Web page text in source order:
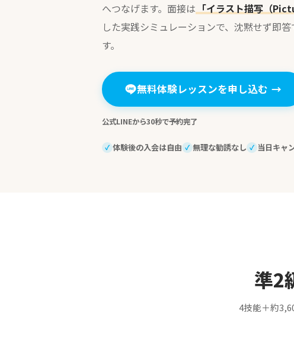
へつなげます。面接は 「イラスト描写（
した実践シミュレーションで、沈黙せず即
す。
無料体験レッスンを申し込む →
公式LINEから30秒で予約完了
✓ 体験後の入会は自由 ✓ 無理な勧誘なし ✓ 当日キャ
準2
4技能＋約